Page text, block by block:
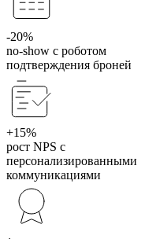
-20%
no-show с роботом
подтверждения броней
+15%
рост NPS с
персонализированными
коммуникациями